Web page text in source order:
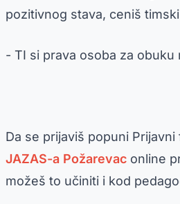
pozitivnog stava, ceniš
- TI si prava osoba za
Da se prijaviš popuni
JAZAS-a Požarevac online
možeš to učiniti i kod